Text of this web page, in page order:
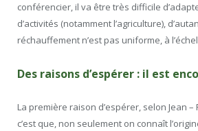
conférencier, il va être très difficile
d’activités (notamment l’agriculture),
réchauffement n’est pas uniforme, à
Des raisons d’espérer : il est
La première raison d’espérer, selon Jean –
c’est que, non seulement on connaît